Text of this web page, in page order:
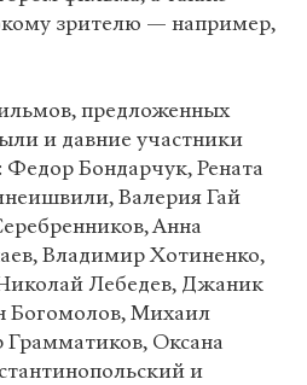
зрителю — например,
предложенных
и давние участники
Бондарчук, Рената
Валерия Гай
Анна
Владимир Хотиненко,
Лебедев, Джаник
Богомолов, Михаил
Оксана
и